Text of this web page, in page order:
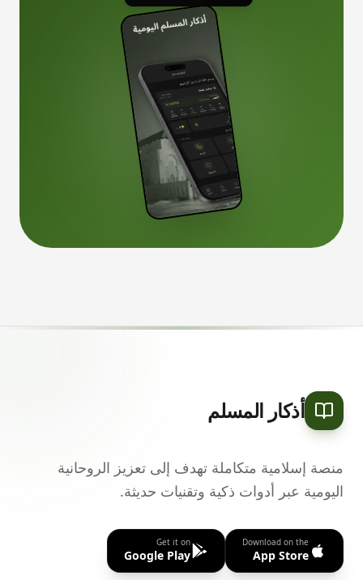
أذكار المسلم
منصة إسلامية متكاملة تهدف إلى تعزيز الروحانية
اليومية عبر أدوات ذكية وتقنيات حديثة.
Download on the
App Store
Get it on
Google Play